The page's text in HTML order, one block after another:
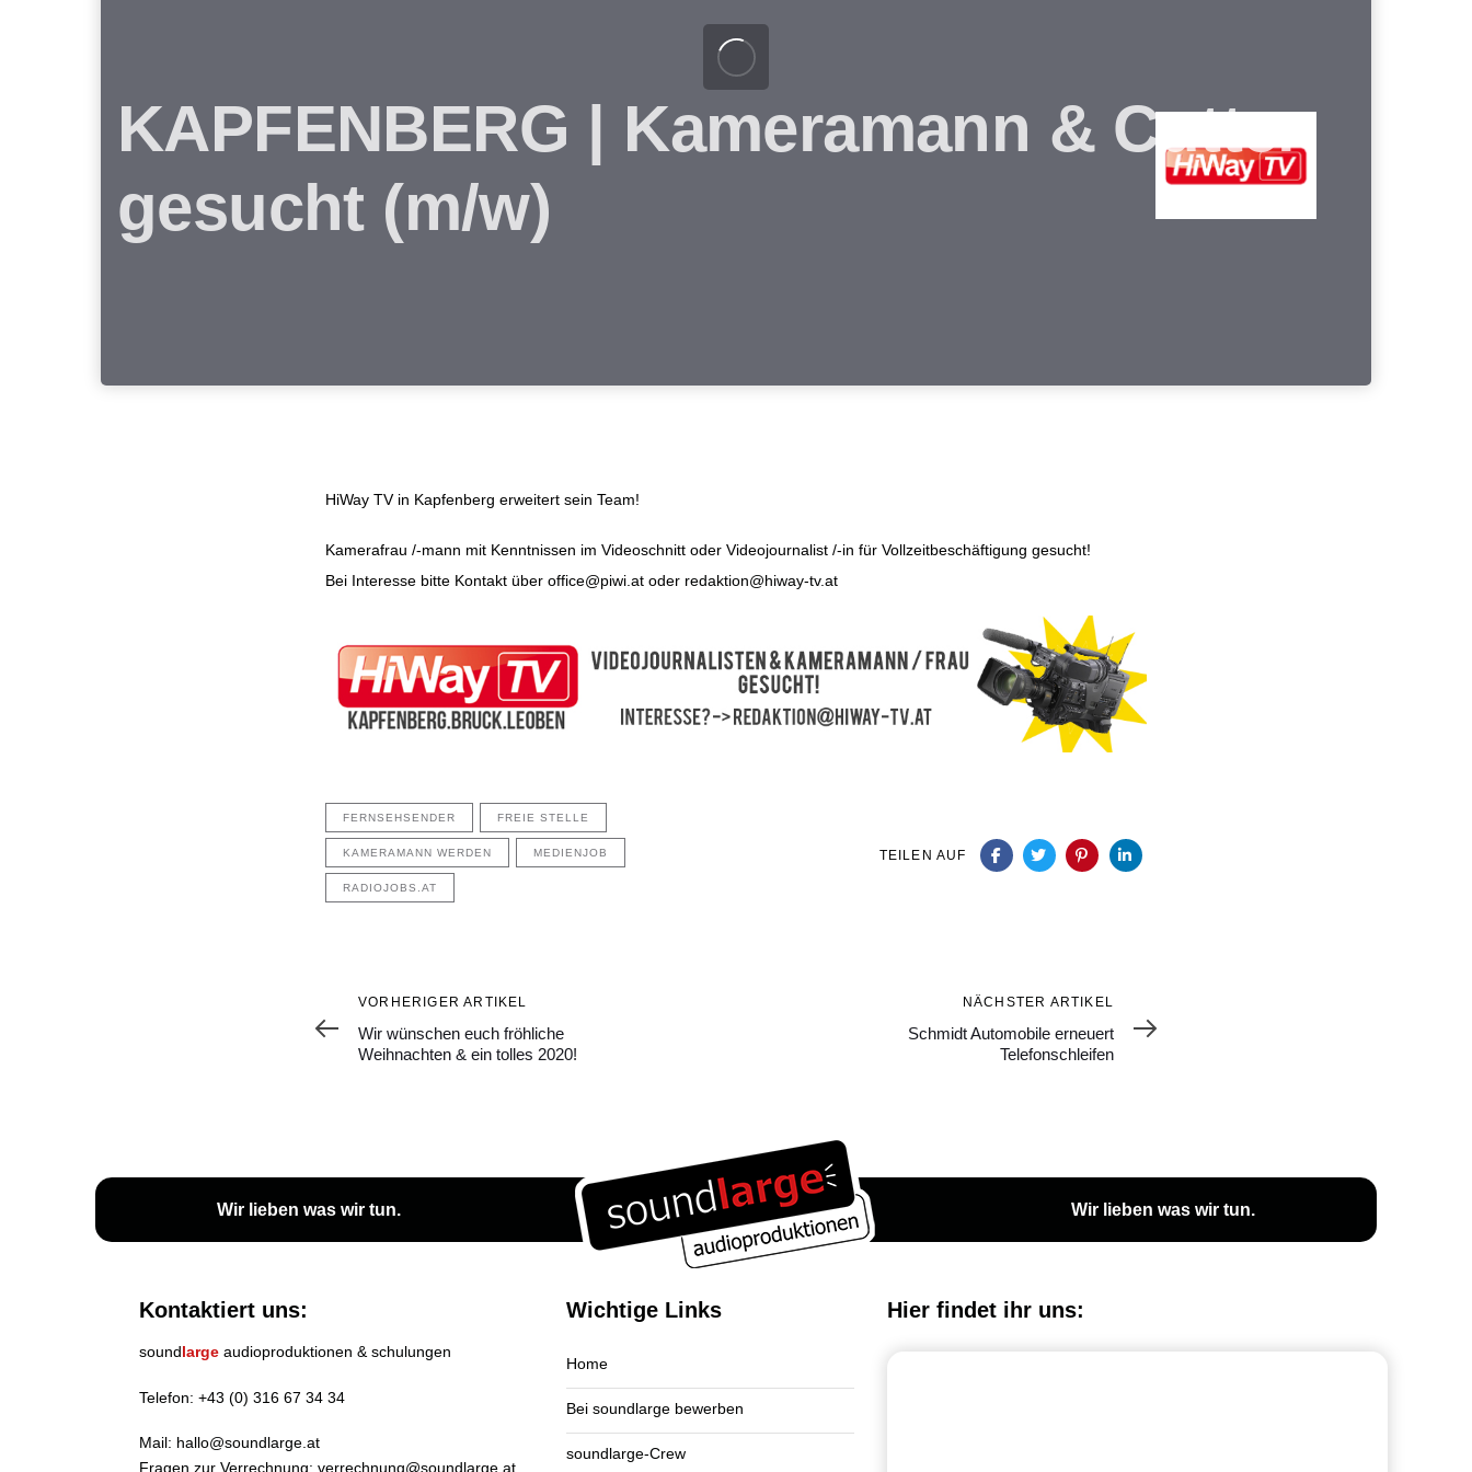
KAPFENBERG | Kameramann & Cutter
gesucht (m/w)
HiWay TV in Kapfenberg erweitert sein Team!
Kamerafrau /-mann mit Kenntnissen im Videoschnitt oder Videojournalist /-in für Vollzeitbeschäftigung gesucht!
Bei Interesse bitte Kontakt über office@piwi.at oder redaktion@hiway-tv.at
FERNSEHSENDER FREIE STELLE
KAMERAMANN WERDEN MEDIENJOB
RADIOJOBS.AT
TEILEN AUF
Beitragsnavigation
Vorheriger
Artikel
VORHERIGER ARTIKEL
Wir wünschen euch fröhliche
Weihnachten & ein tolles 2020!
NÄCHSTER ARTIKEL
Schmidt Automobile erneuert
Telefonschleifen
Wir lieben was wir tun. Wir lieben was wir tun.
Kontaktiert uns:
soundlarge audioproduktionen & schulungen
Telefon: +43 (0) 316 67 34 34
Mail: hallo@soundlarge.at
Fragen zur Verrechnung: verrechnung@soundlarge.at
Wichtige Links
Home
Bei soundlarge bewerben
soundlarge-Crew
Hier findet ihr uns: